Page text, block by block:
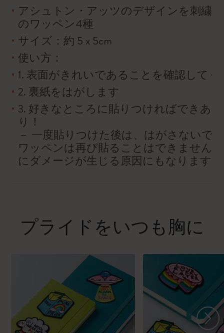
アシュトン・アッツのデザインを刺繍
のワッペン4種
サイズ：約 5 x 5cm
使い方：
1. 表面がきれいであることを確認して
2. 裏紙をはがします
3. 好きなところに貼りつければできあが
り
－ 一度貼りつけた後は、はがさないで
ワッペンは再び貼ることはできません
にダメージが生じる原因にもなります。
プライドをいつも胸に